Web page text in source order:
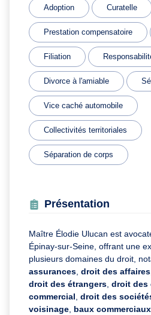
Adoption Curatelle
Prestation compensatoire
Filiation
Divorce à l'amiable
Vice caché automobile
Collectivités territoriales
Séparation de corps
Présentation
Maître Élodie Ulucan est
Épinay-sur-Seine, offrant une
plusieurs domaines du droit,
assurances, droit des affaires
droit des étrangers, droit des
commercial, droit des
voisinage, baux commerciaux